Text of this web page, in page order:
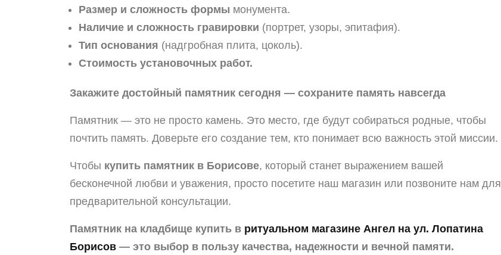
Размер и сложность формы монумента.
Наличие и сложность гравировки (портрет, узоры, эпитафия).
Тип основания (надгробная плита, цоколь).
Стоимость установочных работ.
Закажите достойный памятник сегодня — сохраните память навсегда
Памятник — это не просто камень. Это место, где будут собираться родные, чтобы
почтить память. Доверьте его создание тем, кто понимает всю важность этой миссии.
Чтобы купить памятник в Борисове, который станет выражением вашей
бесконечной любви и уважения, просто посетите наш магазин или позвоните нам для
предварительной консультации.
Памятник на кладбище купить в ритуальном магазине Ангел на ул. Лопатина
Борисов — это выбор в пользу качества, надежности и вечной памяти.